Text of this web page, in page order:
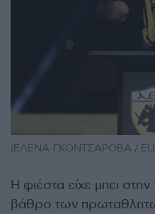
(ΕΛΕΝΑ ΓΚΟΝΤΣΑΡΟΒΑ /
Η φιέστα είχε μπει
βάθρο των